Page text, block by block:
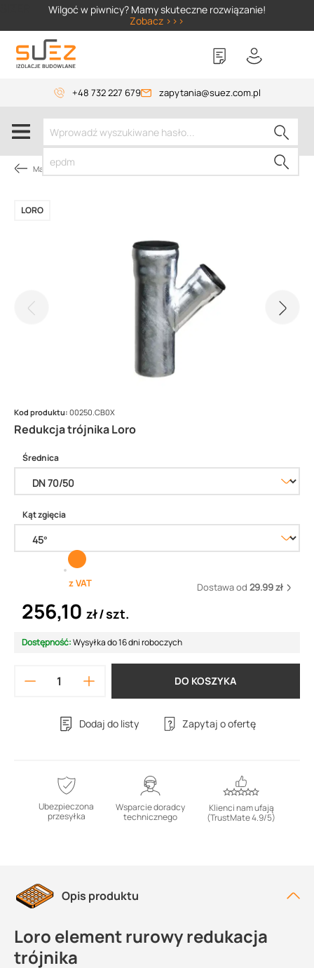
Wilgoć w piwnicy? Mamy skuteczne rozwiązanie!
Zobacz >>>
+48 732 227 679 zapytania@suez.com.pl
Materiały instalacyjne
Redukcja trójnika Loro
LORO
Kod produktu: 00250.CB0X
Średnica
Kąt zgięcia
z VAT Dostawa od 29.99 zł
256,10 zł szt.
Dostępność:Wysyłka do 16 dni roboczych
DO KOSZYKA
Dodaj do listy Zapytaj o ofertę
Ubezpieczona
przesyłka
Wsparcie doradcy
technicznego
Klienci nam ufają
(TrustMate 4.9/5)
Opis produktu
Loro element rurowy redukacja
trójnika